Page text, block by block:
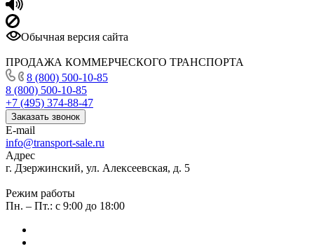
Обычная версия сайта
ПРОДАЖА КОММЕРЧЕСКОГО ТРАНСПОРТА
8 (800) 500-10-85
8 (800) 500-10-85
+7 (495) 374-88-47
Заказать звонок
E-mail
info@transport-sale.ru
Адрес
г. Дзержинский, ул. Алексеевская, д. 5
Режим работы
Пн. – Пт.: с 9:00 до 18:00